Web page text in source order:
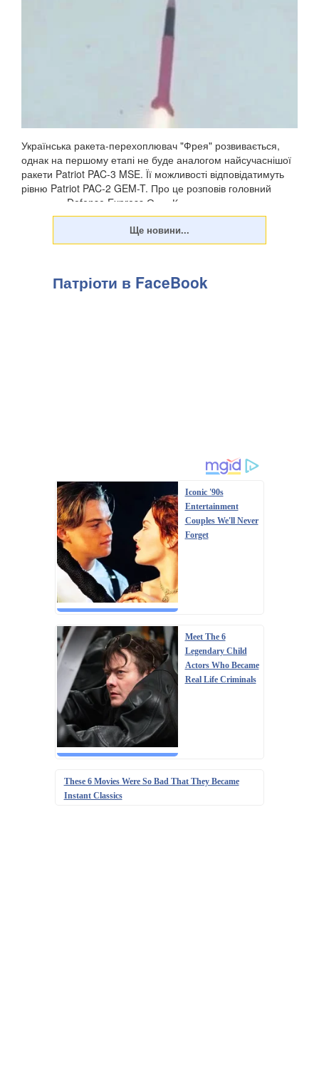
Українська ракета-перехоплювач "Фрея" розвивається,
однак на першому етапі не буде аналогом найсучаснішої
ракети Patriot PAC-3 MSE. Її можливості відповідатимуть
рівню Patriot PAC-2 GEM-T. Про це розповів головний
редактор Defense Express Олег Катков у...
Патріоти в FaceBook
Iconic '90s
Entertainment
Couples We'll Never
Forget
Meet The 6
Legendary Child
Actors Who Became
Real Life Criminals
These 6 Movies Were So Bad That They Became
Instant Classics